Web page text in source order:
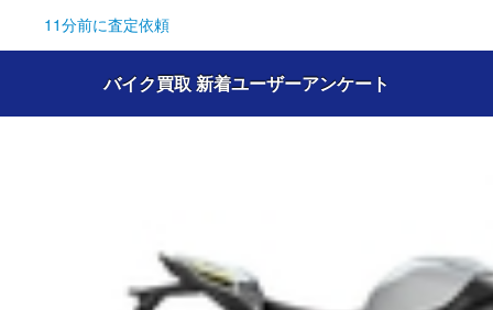
11分前に査定依頼
バイク買取 新着ユーザーアンケート